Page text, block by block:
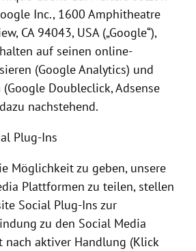
Inc., 1600 Amphitheatre
CA 94043, USA („Google“),
auf seinen online-
(Google Analytics) und
(Google Doubleclick, Adsense
nachstehend.
Plug-Ins
Möglichkeit zu geben, unsere
Plattformen zu teilen, stellen
Social Plug-Ins zur
zu den Social Media
nach aktiver Handlung (Klick